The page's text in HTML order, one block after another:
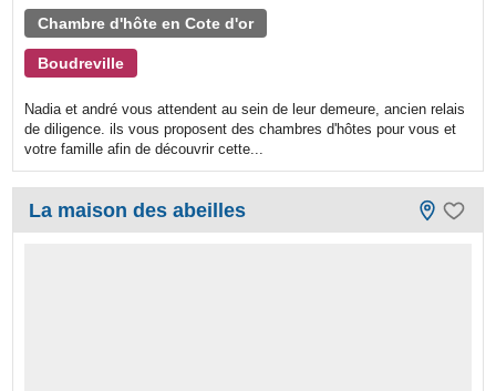
Chambre d'hôte en Cote d'or
Boudreville
Nadia et andré vous attendent au sein de leur demeure, ancien relais
de diligence. ils vous proposent des chambres d'hôtes pour vous et
votre famille afin de découvrir cette...
La maison des abeilles